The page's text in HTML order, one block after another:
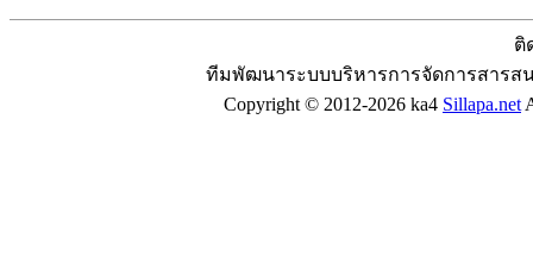
ติ
ทีมพัฒนาระบบบริหารการจัดการสารส
Copyright © 2012-2026 ka4 Sillapa.net